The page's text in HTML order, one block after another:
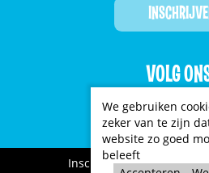
VOLG
 
Inschrijfvoorwaarden
We gebruiken
zeker van te zijn
website zo goed
beleeft